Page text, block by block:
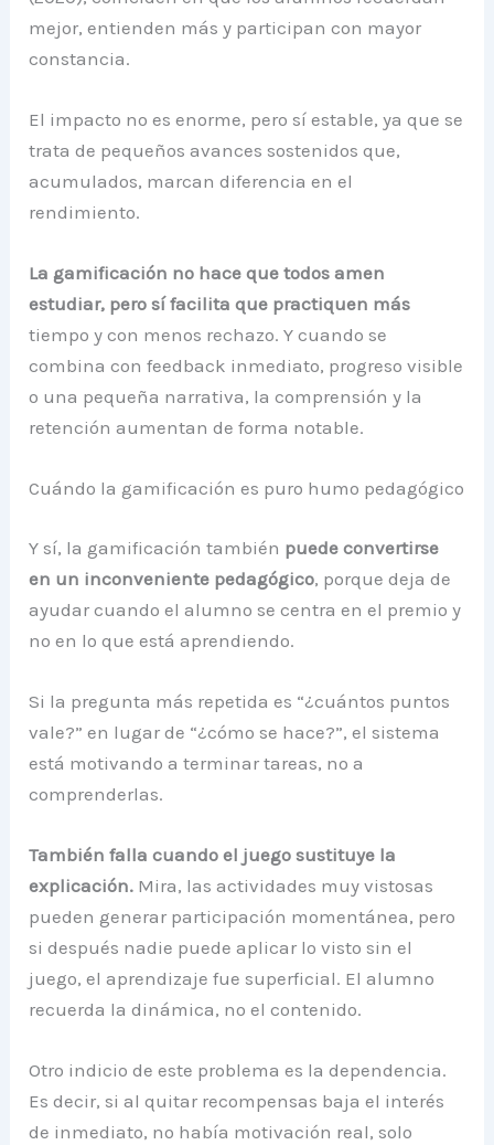
mejor, entienden más y participan con mayor
constancia.
El impacto no es enorme, pero sí estable, ya que se
trata de pequeños avances sostenidos que,
acumulados, marcan diferencia en el
rendimiento.
La gamificación no hace que todos amen
estudiar, pero sí facilita que practiquen más
tiempo y con menos rechazo. Y cuando se
combina con feedback inmediato, progreso visible
o una pequeña narrativa, la comprensión y la
retención aumentan de forma notable.
Cuándo la gamificación es puro humo pedagógico
Y sí, la gamificación también puede convertirse
en un inconveniente pedagógico, porque deja de
ayudar cuando el alumno se centra en el premio y
no en lo que está aprendiendo.
Si la pregunta más repetida es “¿cuántos puntos
vale?” en lugar de “¿cómo se hace?”, el sistema
está motivando a terminar tareas, no a
comprenderlas.
También falla cuando el juego sustituye la
explicación. Mira, las actividades muy vistosas
pueden generar participación momentánea, pero
si después nadie puede aplicar lo visto sin el
juego, el aprendizaje fue superficial. El alumno
recuerda la dinámica, no el contenido.
Otro indicio de este problema es la dependencia.
Es decir, si al quitar recompensas baja el interés
de inmediato, no había motivación real, solo